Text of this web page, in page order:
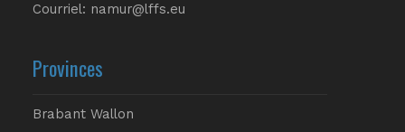
Courriel: namur@lffs.eu
Provinces
Brabant Wallon